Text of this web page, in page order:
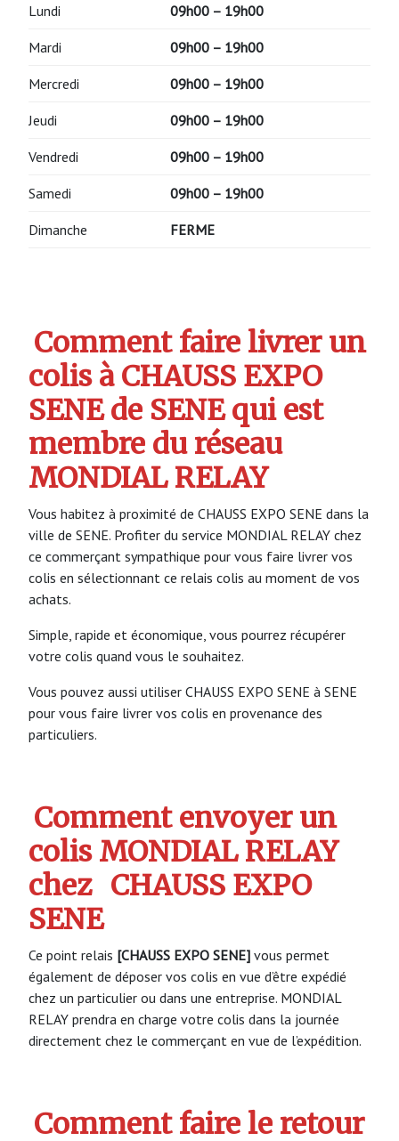
Lundi 09h00 – 19h00
Mardi 09h00 – 19h00
Mercredi 09h00 – 19h00
Jeudi 09h00 – 19h00
Vendredi 09h00 – 19h00
Samedi 09h00 – 19h00
Dimanche FERME
Comment faire livrer un
colis à CHAUSS EXPO
SENE de SENE qui est
membre du réseau
MONDIAL RELAY
Vous habitez à proximité de CHAUSS EXPO SENE dans la
ville de SENE. Profiter du service MONDIAL RELAY chez
ce commerçant sympathique pour vous faire livrer vos
colis en sélectionnant ce relais colis au moment de vos
achats.
Simple, rapide et économique, vous pourrez récupérer
votre colis quand vous le souhaitez.
Vous pouvez aussi utiliser CHAUSS EXPO SENE à SENE
pour vous faire livrer vos colis en provenance des
particuliers.
Comment envoyer un
colis MONDIAL RELAY
chez CHAUSS EXPO
SENE
Ce point relais [CHAUSS EXPO SENE] vous permet
également de déposer vos colis en vue d’être expédié
chez un particulier ou dans une entreprise. MONDIAL
RELAY prendra en charge votre colis dans la journée
directement chez le commerçant en vue de l’expédition.
Comment faire le retour